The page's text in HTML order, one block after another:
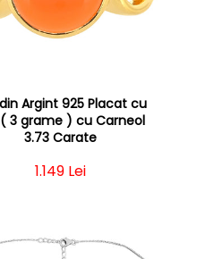
Argint 925 Placat cu
3 grame ) cu Carneol
3.73 Carate
Preț obișnuit
1.149 Lei